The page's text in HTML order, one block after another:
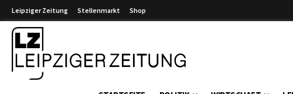
Leipziger Zeitung Stellenmarkt Shop